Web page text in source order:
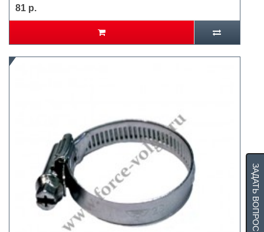
81 р.
ЗАДАТЬ ВОПРОС